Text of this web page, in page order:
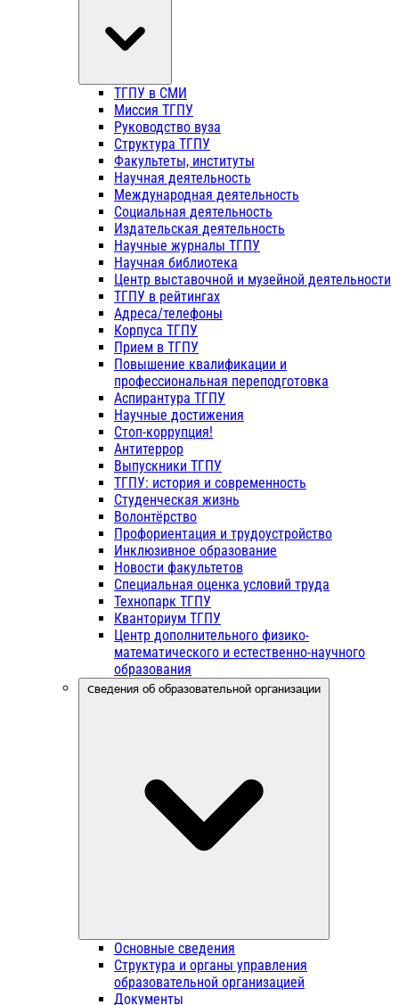
ТГПУ в СМИ
Миссия ТГПУ
Руководство вуза
Структура ТГПУ
Факультеты, институты
Научная деятельность
Международная деятельность
Социальная деятельность
Издательская деятельность
Научные журналы ТГПУ
Научная библиотека
Центр выставочной и музейной деятельности
ТГПУ в рейтингах
Адреса/телефоны
Корпуса ТГПУ
Прием в ТГПУ
Повышение квалификации и
профессиональная переподготовка
Аспирантура ТГПУ
Научные достижения
Стоп-коррупция!
Антитеррор
Выпускники ТГПУ
ТГПУ: история и современность
Студенческая жизнь
Волонтёрство
Профориентация и трудоустройство
Инклюзивное образование
Новости факультетов
Специальная оценка условий труда
Технопарк ТГПУ
Кванториум ТГПУ
Центр дополнительного физико-
математического и естественно-научного
образования
Сведения об образовательной организации
Основные сведения
Структура и органы управления
образовательной организацией
Документы